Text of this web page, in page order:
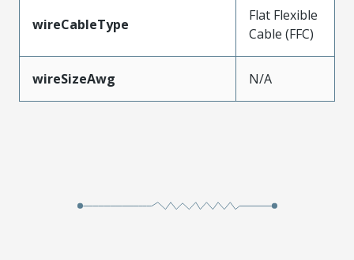
wireCableType
Flat Flexible
Cable (FFC)
wireSizeAwg N/A